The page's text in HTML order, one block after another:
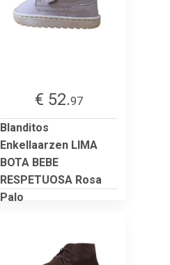
€ 52.97
Blanditos
Enkellaarzen LIMA
BOTA BEBE
RESPETUOSA Rosa
Palo